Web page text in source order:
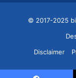
© 2017-2025
Disclaimer